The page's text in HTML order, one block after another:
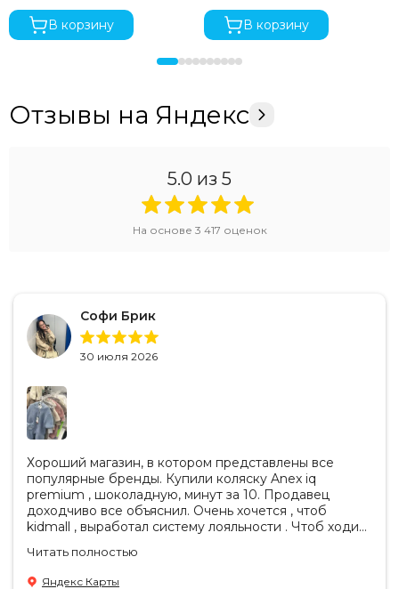
В корзину В корзину
Отзывы на Яндекс
5.0 из 5
На основе 3 417 оценок
Софи Брик
30 июля 2026
Хороший магазин, в котором представлены все
популярные бренды. Купили коляску Anex iq
premium , шоколадную, минут за 10. Продавец
доходчиво все объяснил. Очень хочется , чтоб
kidmall , выработал систему лояльности . Чтоб ходить
Читать полностью
Яндекс Карты